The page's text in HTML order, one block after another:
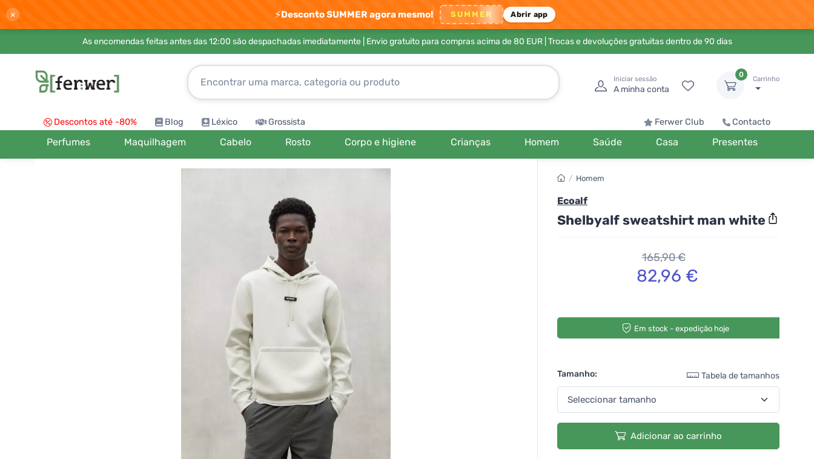
× ⚡Desconto SUMMER agora mesmo! SUMMER Abrir app
As encomendas feitas antes das 12:00 são despachadas imediatamente | Envio gratuito para compras acima de 80 EUR| Trocas e devoluções gratuitas dentro de 90 dias
Iniciar sessão
A minha conta
0
Carrinho
Descontos até -80% Blog Léxico Grossista Ferwer Club Contacto
Perfumes Maquilhagem Cabelo Rosto Corpo e higiene Crianças Homem Saúde Casa Presentes
/ Homem
Ecoalf
Shelbyalf sweatshirt man white
165,90 €
82,96 €
Em stock - expedição hoje
Tamanho: Tabela de tamanhos
Adicionar ao carrinho